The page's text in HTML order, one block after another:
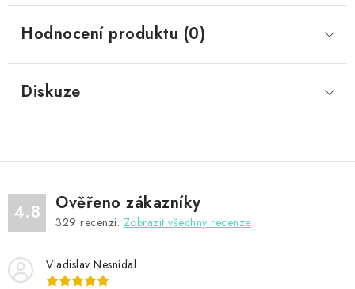
Hodnocení produktu (0)
Diskuze
4.8 Ověřeno zákazníky
329 recenzí. Zobrazit všechny recenze
Vladislav Nesnídal